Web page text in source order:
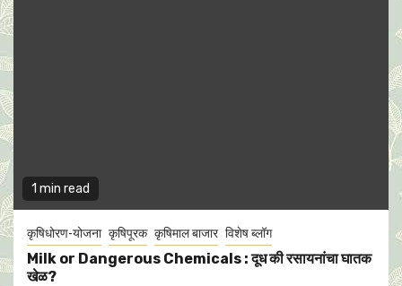
1 min read
कृषिधोरण-योजना कृषिपूरक कृषिमाल बाजार विशेष ब्लॉग
Milk or Dangerous Chemicals : दूध की रसायनांचा घातक
खेळ?